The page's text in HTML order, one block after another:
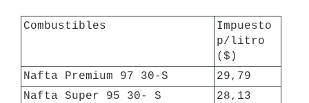
Combustibles
Impuesto
p/litro
($)
Nafta Premium 97 30-S
29,79
Nafta Super 95 30- S
28,13